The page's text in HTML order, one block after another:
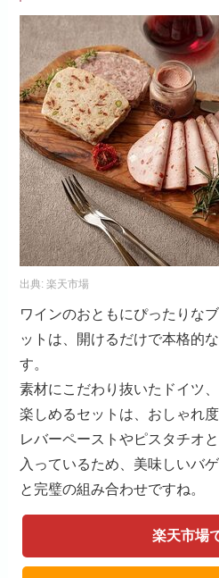
出典:楽天市場
ワインのおともにぴったりな
ットは、開けるだけで本格的
す。
素材にこだわり抜いたドイツ
楽しめるセットは、おしゃれ度
レバーペーストやピスタチオ
入っているため、美味しいバ
と完璧の組み合わせですね。
楽天市場